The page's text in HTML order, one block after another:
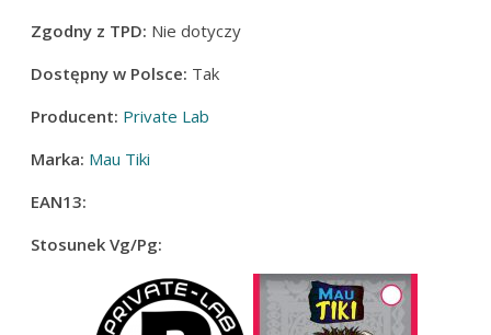
Zgodny z TPD: Nie dotyczy
Dostępny w Polsce: Tak
Producent: Private Lab
Marka: Mau Tiki
EAN13:
Stosunek Vg/Pg: